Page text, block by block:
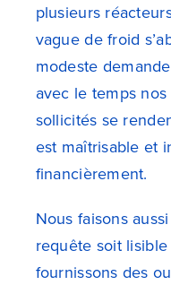
plusieurs
vague de froid
modeste
avec le temps
sollicités se
est maîtrisable et
financièrement.
Nous faisons
requête soit
fournissons des